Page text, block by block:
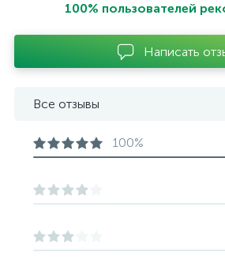
100% пользователей
Написать
Все отзывы
100%